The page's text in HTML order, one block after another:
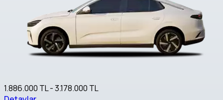
1.886.000 TL - 3.178.000 TL